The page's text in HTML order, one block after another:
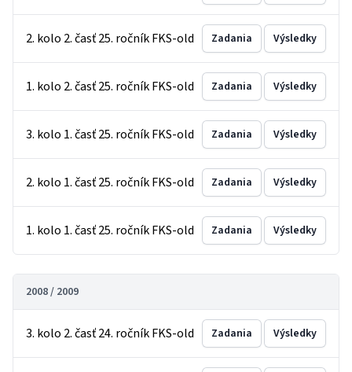
2. kolo 2. časť 25. ročník FKS-old Zadania Výsledky
1. kolo 2. časť 25. ročník FKS-old Zadania Výsledky
3. kolo 1. časť 25. ročník FKS-old Zadania Výsledky
2. kolo 1. časť 25. ročník FKS-old Zadania Výsledky
1. kolo 1. časť 25. ročník FKS-old Zadania Výsledky
2008 / 2009
3. kolo 2. časť 24. ročník FKS-old Zadania Výsledky